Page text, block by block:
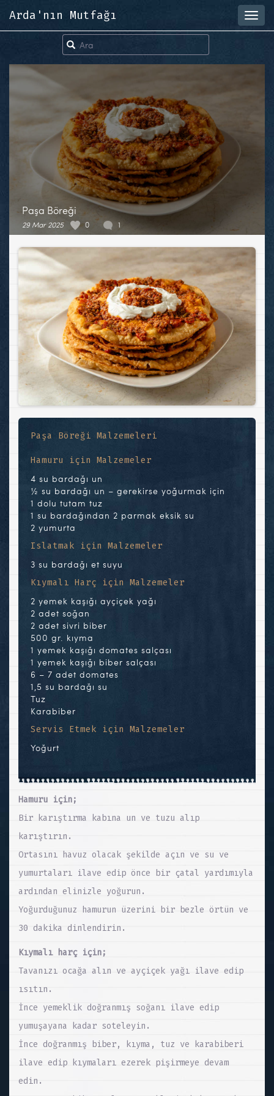
Arda'nın Mutfağı
Paşa Böreği
29 Mar 2025 0 1
Paşa Böreği Malzemeleri
Hamuru için Malzemeler
4 su bardağı un
½ su bardağı un – gerekirse yoğurmak için
1 dolu tutam tuz
1 su bardağından 2 parmak eksik su
2 yumurta
Islatmak için Malzemeler
3 su bardağı et suyu
Kıymalı Harç için Malzemeler
2 yemek kaşığı ayçiçek yağı
2 adet soğan
2 adet sivri biber
500 gr. kıyma
1 yemek kaşığı domates salçası
1 yemek kaşığı biber salçası
6 – 7 adet domates
1,5 su bardağı su
Tuz
Karabiber
Servis Etmek için Malzemeler
Yoğurt
Hamuru için;
Bir karıştırma kabına un ve tuzu alıp
karıştırın.
Ortasını havuz olacak şekilde açın ve su ve
yumurtaları ilave edip önce bir çatal yardımıyla
ardından elinizle yoğurun.
Yoğurduğunuz hamurun üzerini bir bezle örtün ve
30 dakika dinlendirin.
Kıymalı harç için;
Tavanızı ocağa alın ve ayçiçek yağı ilave edip
ısıtın.
İnce yemeklik doğranmış soğanı ilave edip
yumuşayana kadar soteleyin.
İnce doğranmış biber, kıyma, tuz ve karabiberi
ilave edip kıymaları ezerek pişirmeye devam
edin.